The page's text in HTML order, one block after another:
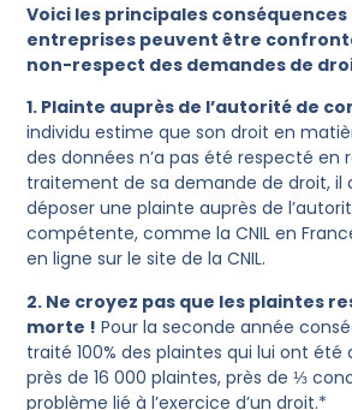
Voici les principales
entreprises peuvent être
non-respect des demandes de
1. Plainte auprès de l’autorité de
individu estime que son droit en
des données n’a pas été respecté en
traitement de sa demande de droit, il
déposer une plainte auprès de
compétente, comme la CNIL en
en ligne sur le site de la CNIL.
2. Ne croyez pas que les plaintes
morte ! Pour la seconde année
traité 100% des plaintes qui lui ont été
près de 16 000 plaintes, près de ⅓
problème lié à l’exercice d’un droit.*